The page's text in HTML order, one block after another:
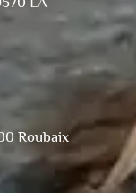
Roubaix